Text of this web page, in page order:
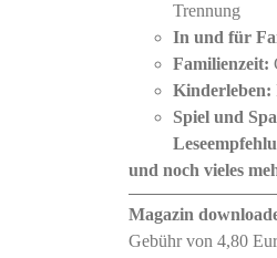
Trennung
In und für
Familienzeit:
Kinderleben:
Spiel und
und noch vieles
Magazin
Gebühr von 4,80